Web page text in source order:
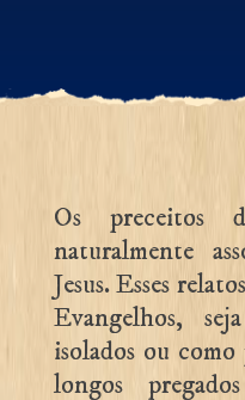
Os preceitos
naturalmente
Jesus. Esses
Evangelhos,
isolados ou como
longos